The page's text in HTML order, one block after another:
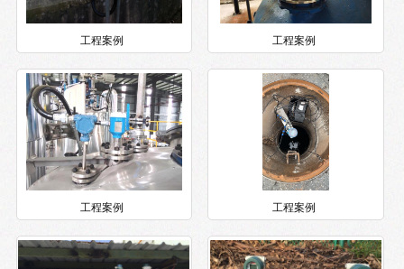
工程案例 工程案例
工程案例 工程案例